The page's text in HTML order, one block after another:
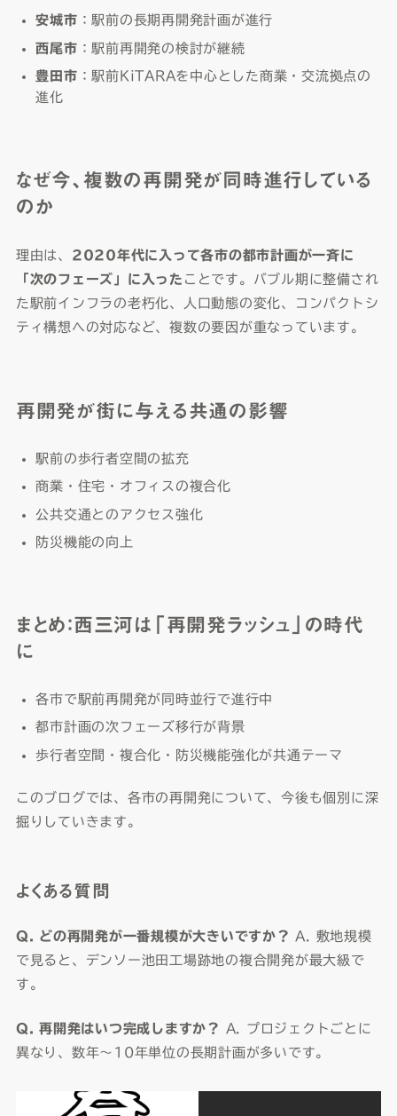
安城市 ：駅前の長期再開発計画が進行
西尾市 ：駅前再開発の検討が継続
豊田市 ：駅前KiTARAを中心とした商業・交流拠点の
進化
なぜ今、複数の再開発が同時進行している
のか
理由は、 2020年代に入って各市の都市計画が一斉に
「次のフェーズ」に入った ことです。バブル期に整備され
た駅前インフラの老朽化、人口動態の変化、コンパクトシ
ティ構想への対応など、複数の要因が重なっています。
再開発が街に与える共通の影響
駅前の歩行者空間の拡充
商業・住宅・オフィスの複合化
公共交通とのアクセス強化
防災機能の向上
まとめ：西三河は「再開発ラッシュ」の時代
に
各市で駅前再開発が同時並行で進行中
都市計画の次フェーズ移行が背景
歩行者空間・複合化・防災機能強化が共通テーマ
このブログでは、各市の再開発について、今後も個別に深
掘りしていきます。
よくある質問
Q. どの再開発が一番規模が大きいですか？ A. 敷地規模
で見ると、デンソー池田工場跡地の複合開発が最大級で
す。
Q. 再開発はいつ完成しますか？
A. プロジェクトごとに
異なり、数年〜10年単位の長期計画が多いです。